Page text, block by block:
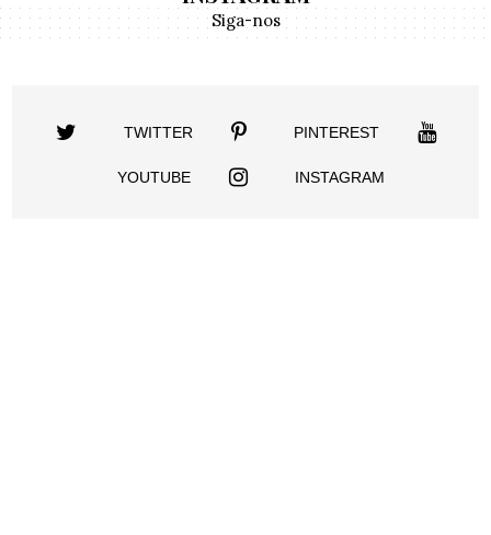
Siga-nos
TWITTER PINTEREST
YOUTUBE INSTAGRAM